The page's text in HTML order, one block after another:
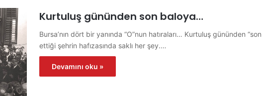
Kurtuluş gününden son baloya…
Bursa’nın dört bir yanında “O”nun hatıraları… Kurtuluş gününden
ettiği şehrin hafızasında saklı her şey.…
Devamını oku »